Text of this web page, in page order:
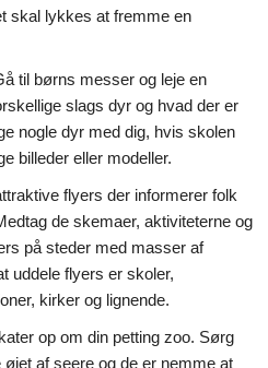
skal lykkes at fremme en
til børns messer og leje en
slags dyr og hvad der er
nogle dyr med dig, hvis skolen
billeder eller modeller.
flyers der informerer folk
de skemaer, aktiviteterne og
på steder med masser af
uddele flyers er skoler,
kirker og lignende.
op om din petting zoo. Sørg
af seere og de er nemme at